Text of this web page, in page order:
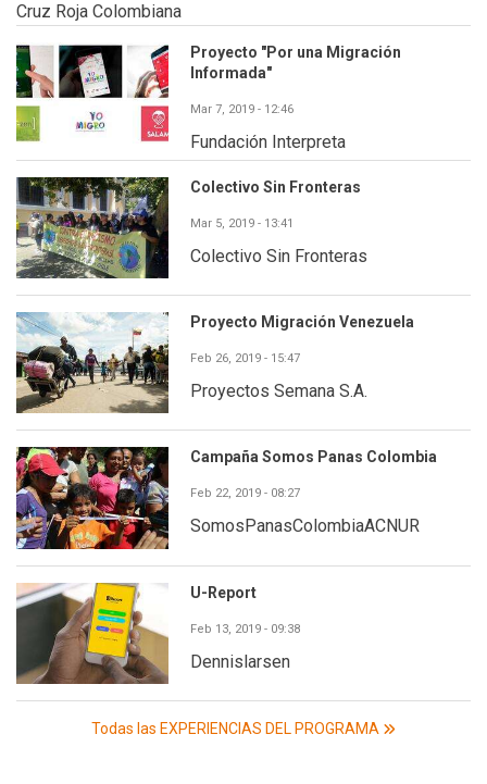
Cruz Roja Colombiana
Proyecto "Por una Migración
Informada"
Mar 7, 2019 - 12:46
Fundación Interpreta
Colectivo Sin Fronteras
Mar 5, 2019 - 13:41
Colectivo Sin Fronteras
Proyecto Migración Venezuela
Feb 26, 2019 - 15:47
Proyectos Semana S.A.
Campaña Somos Panas Colombia
Feb 22, 2019 - 08:27
SomosPanasColombiaACNUR
U-Report
Feb 13, 2019 - 09:38
Dennislarsen
Todas las EXPERIENCIAS DEL PROGRAMA